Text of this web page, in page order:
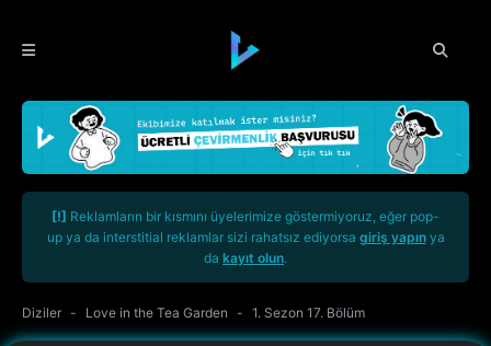
[!] Reklamların bir kısmını üyelerimize göstermiyoruz, eğer pop-
up ya da interstitial reklamlar sizi rahatsız ediyorsa giriş yapınya
da kayıt olun.
Diziler Love in the Tea Garden 1. Sezon 17. Bölüm